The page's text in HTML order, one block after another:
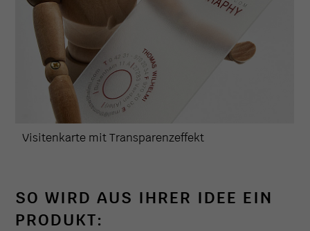
Visitenkarte mit Transparenzeffekt
SO WIRD AUS IHRER IDEE EIN
PRODUKT: